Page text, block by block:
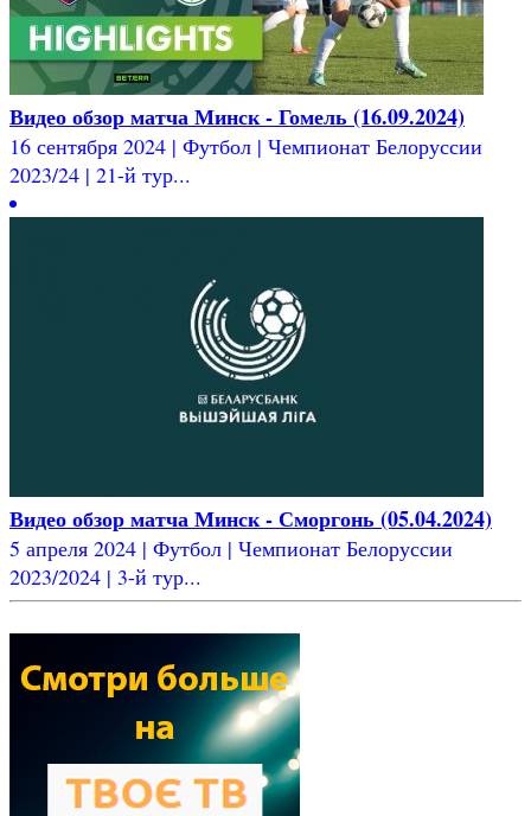
Видео обзор матча Минск - Гомель (16.09.2024)
16 сентября 2024 | Футбол | Чемпионат Белоруссии
2023/24 | 21-й тур...
Видео обзор матча Минск - Сморгонь (05.04.2024)
5 апреля 2024 | Футбол | Чемпионат Белоруссии
2023/2024 | 3-й тур...